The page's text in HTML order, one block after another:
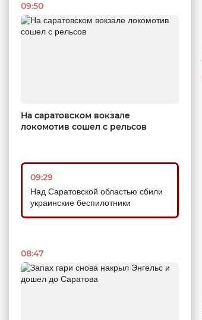
09:50
На саратовском вокзале
локомотив сошел с рельсов
09:29
Над Саратовской областью сбили
украинские беспилотники
08:47